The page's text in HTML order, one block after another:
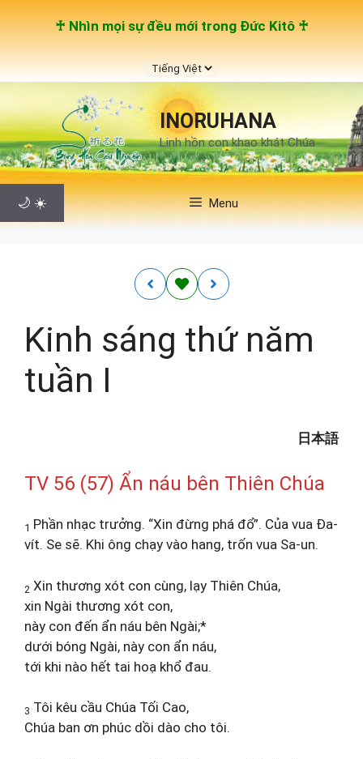
Chuyển
đến
nội
dung
♰ Nhìn mọi sự đều mới trong Đức Kitô ♰
Chọn
một
ngôn
ngữINORUHANA
Linh hồn con khao khát Chúa
🌙 ☀️ Menu
Kinh sáng thứ năm
tuần I
日本語
TV 56 (57) Ẩn náu bên Thiên Chúa
1 Phần nhạc trưởng. “Xin đừng phá đổ”. Của vua Đa-
vít. Se sẽ. Khi ông chạy vào hang, trốn vua Sa-un.
2 Xin thương xót con cùng, lạy Thiên Chúa,
xin Ngài thương xót con,
này con đến ẩn náu bên Ngài;*
dưới bóng Ngài, này con ẩn náu,
tới khi nào hết tai hoạ khổ đau.
3 Tôi kêu cầu Chúa Tối Cao,
Chúa ban ơn phúc dồi dào cho tôi.